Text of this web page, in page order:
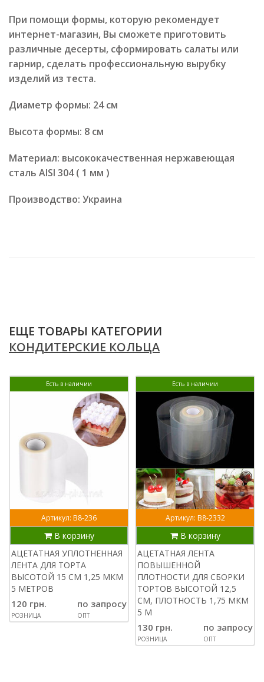
При помощи формы, которую рекомендует
интернет-магазин, Вы сможете приготовить
различные десерты, сформировать салаты или
гарнир, сделать профессиональную вырубку
изделий из теста.
Диаметр формы: 24 см
Высота формы: 8 см
Материал: высококачественная нержавеющая
сталь AISI 304 ( 1 мм )
Производство: Украина
ЕЩЕ ТОВАРЫ КАТЕГОРИИ
КОНДИТЕРСКИЕ КОЛЬЦА
Есть в наличии
Артикул: В8-236
В корзину
АЦЕТАТНАЯ УПЛОТНЕННАЯ
ЛЕНТА ДЛЯ ТОРТА
ВЫСОТОЙ 15 СМ 1,25 МКМ
5 МЕТРОВ
120 грн.
РОЗНИЦА
по запросу
ОПТ
Есть в наличии
Артикул: В8-2332
В корзину
АЦЕТАТНАЯ ЛЕНТА
ПОВЫШЕННОЙ
ПЛОТНОСТИ ДЛЯ СБОРКИ
ТОРТОВ ВЫСОТОЙ 12,5
СМ, ПЛОТНОСТЬ 1,75 МКМ
5 М
130 грн.
РОЗНИЦА
по запросу
ОПТ